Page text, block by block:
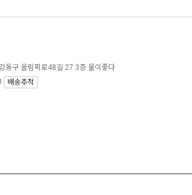
동구 올림픽로48길 27 3층 물이좋다
배송추적